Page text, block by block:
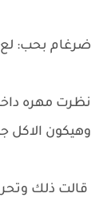
ضرغام بحب:
نظرت مهره
وهيكون الاكل
قالت ذلك